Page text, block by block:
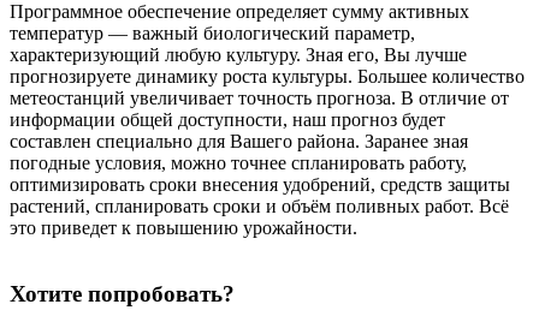
Программное обеспечение определяет сумму активных
температур — важный биологический параметр,
характеризующий любую культуру. Зная его, Вы лучше
прогнозируете динамику роста культуры. Большее количество
метеостанций увеличивает точность прогноза. В отличие от
информации общей доступности, наш прогноз будет
составлен специально для Вашего района. Заранее зная
погодные условия, можно точнее спланировать работу,
оптимизировать сроки внесения удобрений, средств защиты
растений, спланировать сроки и объём поливных работ. Всё
это приведет к повышению урожайности.
Хотите попробовать?